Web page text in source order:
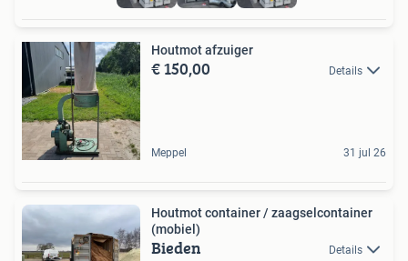
Houtmot afzuiger
€ 150,00 Details
Meppel 31 jul 26
Houtmot container / zaagselcontainer
(mobiel)
Bieden Details